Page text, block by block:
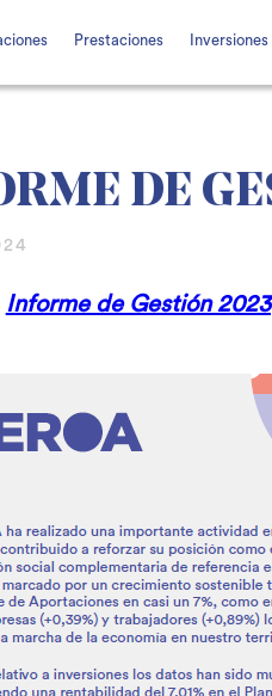
Prestaciones Inversiones
DE
Informe de Gestión 2023